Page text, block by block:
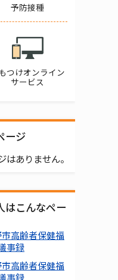
予防接種
つけオンライン
サービス
ージ
ありません。
はこんなペー
高齢者保健福
事録
高齢者保健福
事録